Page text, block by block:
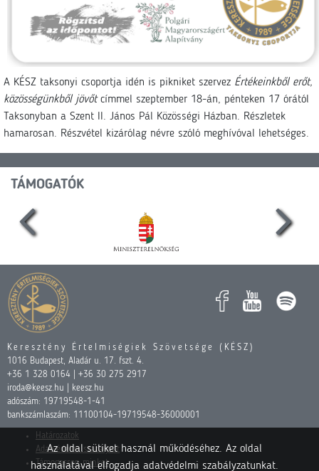
A KÉSZ taksonyi csoportja idén is pikniket szervez Értékeinkből erőt,
közösségünkből jövőtcímmel szeptember 18-án, pénteken 17 órától
Taksonyban a Szent II. János Pál Közösségi Házban. Részletek
hamarosan. Részvétel kizárólag névre szóló meghívóval lehetséges.
TÁMOGATÓK
Keresztény Értelmiségiek Szövetsége (KÉSZ)
1016 Budapest, Aladár u. 17. fszt. 4.
+36 1 328 0164 | +36 30 275 2917
iroda@keesz.hu | keesz.hu
adószám: 19719548-1-41
bankszámlaszám: 11100104-19719548-36000001
Határozatok
Adatvédelmi szabályzat
Támogasson minket
Az oldal sütiket használ működéséhez. Az oldal
használatával elfogadja adatvédelmi szabályzatunkat.